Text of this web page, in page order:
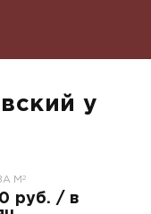
у
М2
руб. / в